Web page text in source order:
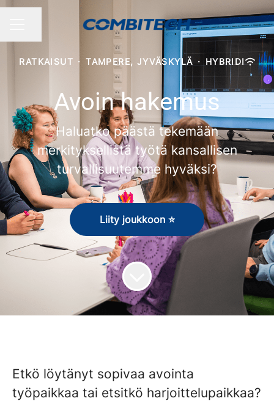
RATKAISUT · TAMPERE, JYVÄSKYLÄ · HYBRIDI
Avoin hakemus
Haluatko päästä tekemään
merkityksellistä työtä kansallisen
turvallisuutemme hyväksi?
Liity joukkoon ⭐
Etkö löytänyt sopivaa avointa
työpaikkaa tai etsitkö harjoittelupaikkaa?